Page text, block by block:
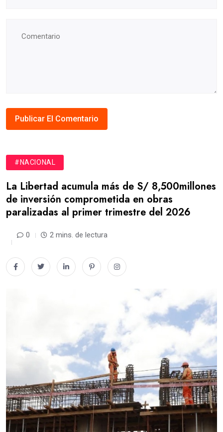
#NACIONAL
La Libertad acumula más de S/ 8,500millones
de inversión comprometida en obras
paralizadas al primer trimestre del 2026
0 2 mins. de lectura